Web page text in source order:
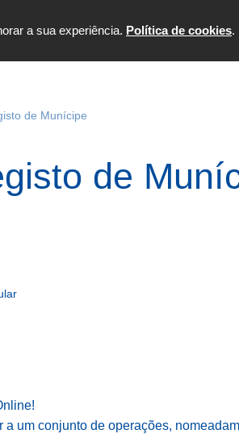
a sua experiência. Política de cookies.
de Munícipe
de
a um conjunto de operações,